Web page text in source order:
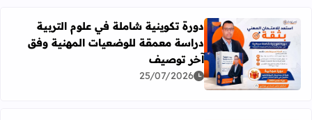
اقرأ المزيد عن دورة تكوينية شاملة في علوم التربية
دورة تكوينية شاملة في علوم التربية
دراسة معمقة للوضعيات المهنية وفق
آخر توصيف
25/07/2026